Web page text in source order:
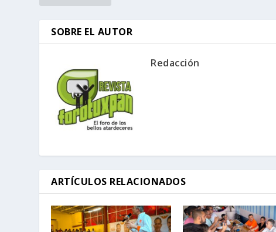
SOBRE EL AUTOR
Redacción
ARTÍCULOS RELACIONADOS